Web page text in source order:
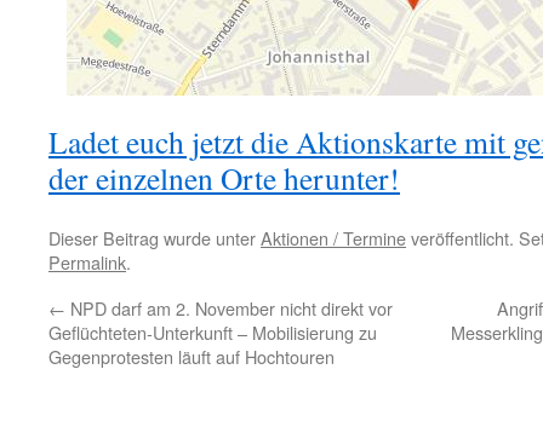
Ladet euch jetzt die Aktionskarte mit
der einzelnen Orte herunter!
Dieser Beitrag wurde unterAktionen / Termineveröffentlicht.
Permalink.
← NPD darf am 2. November nicht direkt vor
Geflüchteten-Unterkunft – Mobilisierung zu
Gegenprotesten läuft auf Hochtouren